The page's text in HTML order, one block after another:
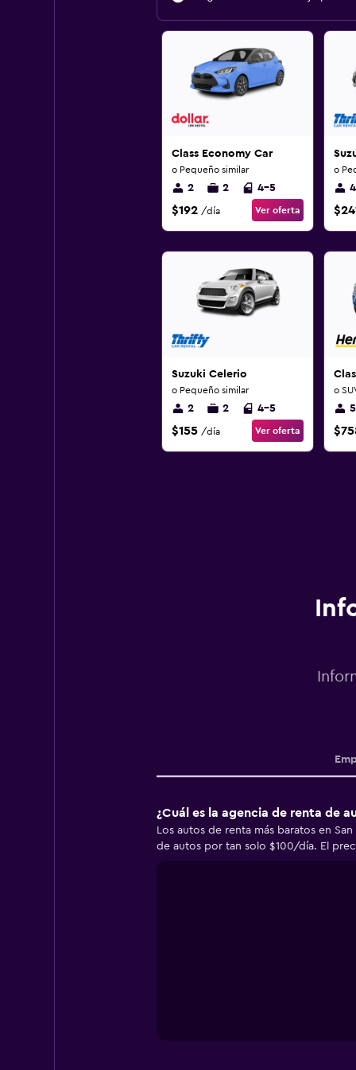
Class Economy Car
o Pequeño similar
2 2 4-5
$192 /día Ver oferta
o
4
Suzuki Celerio
o Pequeño similar
2 2 4-5
$155 /día Ver oferta
o
5
¿Cuál es la agencia de renta de
Los autos de renta más baratos en
de autos por tan solo $100/día. El